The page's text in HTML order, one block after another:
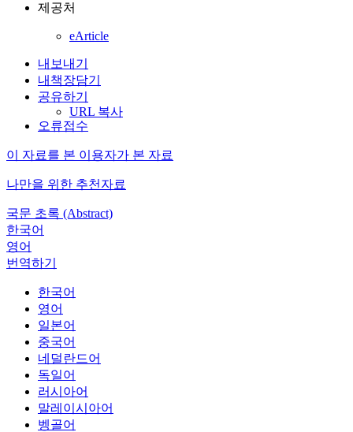
제공처
eArticle
내보내기
내책장담기
공유하기
URL 복사
오류접수
이 자료를 본 이용자가 본 자료
나만을 위한 추천자료
국문 초록 (Abstract)
한국어
영어
번역하기
한국어
영어
일본어
중국어
네덜란드어
독일어
러시아어
말레이시아어
벵골어